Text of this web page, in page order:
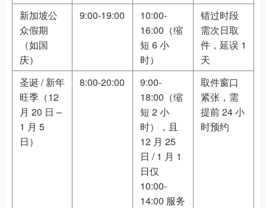
新加坡公
众假期
（如国
庆）
9:00-19:00
10:00-
16:00（缩
短 6 小
时）
错过时段
需次日取
件，延误 1
天
圣诞 / 新年
旺季（12
月 20 日 –
1 月 5
日）
8:00-20:00
9:00-
18:00（缩
短 2 小
时），且
12 月 25
日 / 1 月 1
日仅
10:00-
14:00 服务
取件窗口
紧张，需
提前 24 小
时预约